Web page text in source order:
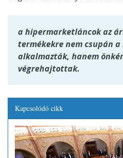
a hipermarketláncok az
termékekre nem csupán
alkalmazták, hanem
végrehajtottak.
Kapcsolódó cikk